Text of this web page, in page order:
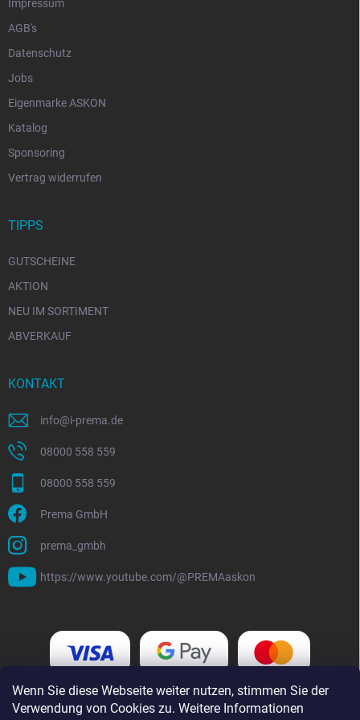
Wenn Sie diese Webseite weiter nutzen, stimmen Sie der
Verwendung von Cookies zu. Weitere Informationen
Impressum
AGB's
Datenschutz
Jobs
Eigenmarke ASKON
Katalog
Sponsoring
Vertrag widerrufen
TIPPS
GUTSCHEINE
AKTION
NEU IM SORTIMENT
ABVERKAUF
KONTAKT
info@i-prema.de
08000 558 559
08000 558 559
Prema GmbH
prema_gmbh
https://www.youtube.com/@PREMAaskon